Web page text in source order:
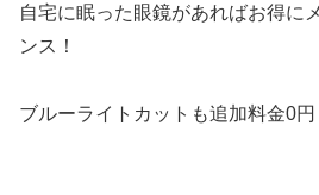
自宅に眠った眼鏡があればお得に
ンス！
ブルーライトカットも追加料金0円